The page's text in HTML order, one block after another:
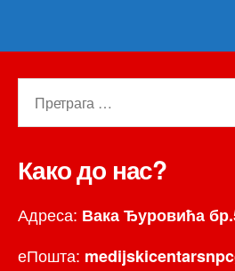
Како до нас?
Адреса: Вака Ђуровића
еПошта: